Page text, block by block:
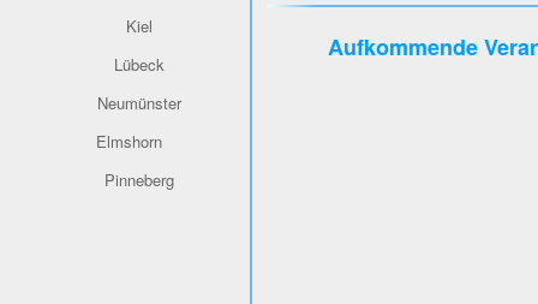
Kiel
Lübeck
Neumünster
Elmshorn
Pinneberg
Aufkommende